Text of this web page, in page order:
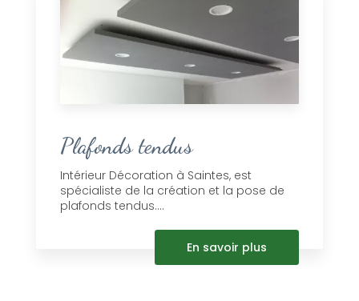
Plafonds tendus
Intérieur Décoration à Saintes, est
spécialiste de la création et la pose de
plafonds tendus....
En savoir plus